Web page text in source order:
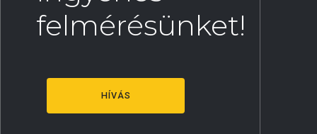
felmérésünket!
HÍVÁS